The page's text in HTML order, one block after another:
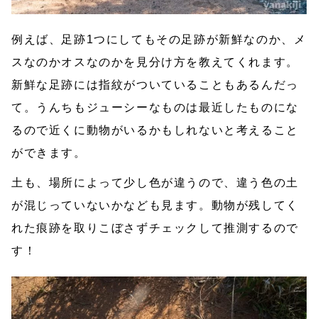
例えば、足跡1つにしてもその足跡が新鮮なのか、メ
スなのかオスなのかを見分け方を教えてくれます。
新鮮な足跡には指紋がついていることもあるんだっ
て。うんちもジューシーなものは最近したものにな
るので近くに動物がいるかもしれないと考えること
ができます。
土も、場所によって少し色が違うので、違う色の土
が混じっていないかなども見ます。動物が残してく
れた痕跡を取りこぼさずチェックして推測するので
す！